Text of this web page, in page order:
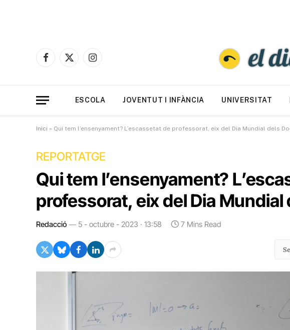
Facebook
X
Instagram
ESCOLA JOVENTUT I INFÀNCIA UNIVERSITAT
Inici » Qui tem l’ensenyament? L’escassetat de professorat, eix del Dia Mundial dels
REPORTATGE
Qui tem l’ensenyament?
professorat, eix del Dia Mundial
Redacció 5 - octubre - 2023 · 13:58 7 Mins Read